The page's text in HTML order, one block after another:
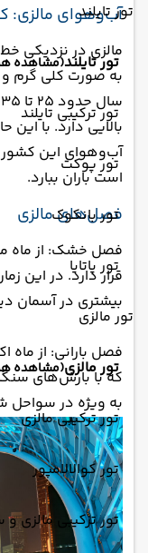
تور تایلند
تور تایلند(مشاهده
تور ترکیبی تایلند
تور پوکت
تور بانکوک
تور پاتایا
تور مالزی
تور مالزی(مشاهده
تور ترکیبی مالزی
تور کوالالامپور
تور ترکیبی مالزی و
آب‌وهوای
مالزی در نزدیکی خط
به صورت کلی گرم
بالایی دارد. با این
آب‌وهوای این
است باران ببارد.
فصل‌های مالزی
فصل خشک: از ماه
قرار دارد. در این
بیشتری در آسمان
فصل بارانی: از ماه
که با بارش‌های
به ویژه در